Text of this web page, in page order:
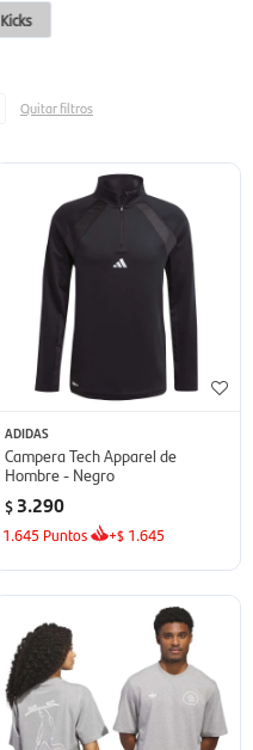
Kicks
Quitar filtros
ADIDAS
Campera Tech Apparel de
Hombre - Negro
$ 3.290
1.645 Puntos +$ 1.645